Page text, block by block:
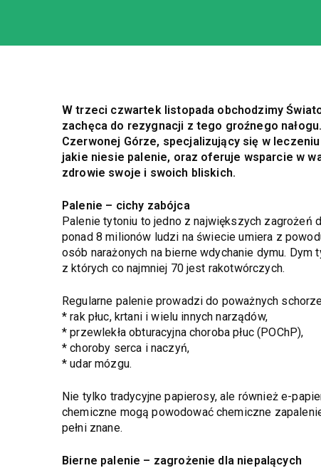
W trzeci czwartek listopada obchodzimy
zachęca do rezygnacji z tego groźnego
Czerwonej Górze, specjalizujący się w
jakie niesie palenie, oraz oferuje wsparcie w
zdrowie swoje i swoich bliskich.
Palenie – cichy zabójca
Palenie tytoniu to jedno z największych zagrożeń
ponad 8 milionów ludzi na świecie umiera z
osób narażonych na bierne wdychanie dymu.
z których co najmniej 70 jest rakotwórczych.
Regularne palenie prowadzi do poważnych
* rak płuc, krtani i wielu innych narządów,
* przewlekła obturacyjna choroba płuc (POChP),
* choroby serca i naczyń,
* udar mózgu.
Nie tylko tradycyjne papierosy, ale również e-
chemiczne mogą powodować chemiczne
pełni znane.
Bierne palenie – zagrożenie dla niepalących